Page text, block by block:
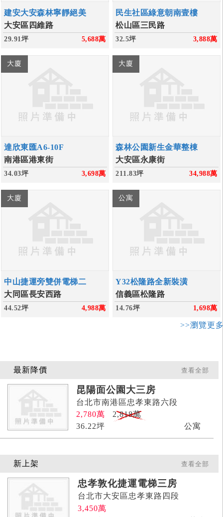
建安大安森林寧靜絕美
大安區四維路
29.91坪 5,688萬
民生社區綠意朝南壹樓
松山區三民路
32.5坪 3,888萬
大廈
達欣東匯A6-10F
南港區港東街
34.03坪 3,698萬
大廈
森林公園新生金華整棟
大安區永康街
211.83坪 34,988萬
大廈
中山捷運旁雙併電梯二
大同區長安西路
44.52坪 4,988萬
公寓
Y32松隆路全新裝潢
信義區松隆路
14.76坪 1,698萬
>>瀏覽更
最新降價 查看全部
昆陽面公園大三房
台北市南港區忠孝東路六段
2,780萬
2,818萬
36.22坪 公寓
新上架 查看全部
忠孝敦化捷運電梯三房
台北市大安區忠孝東路四段
3,450萬